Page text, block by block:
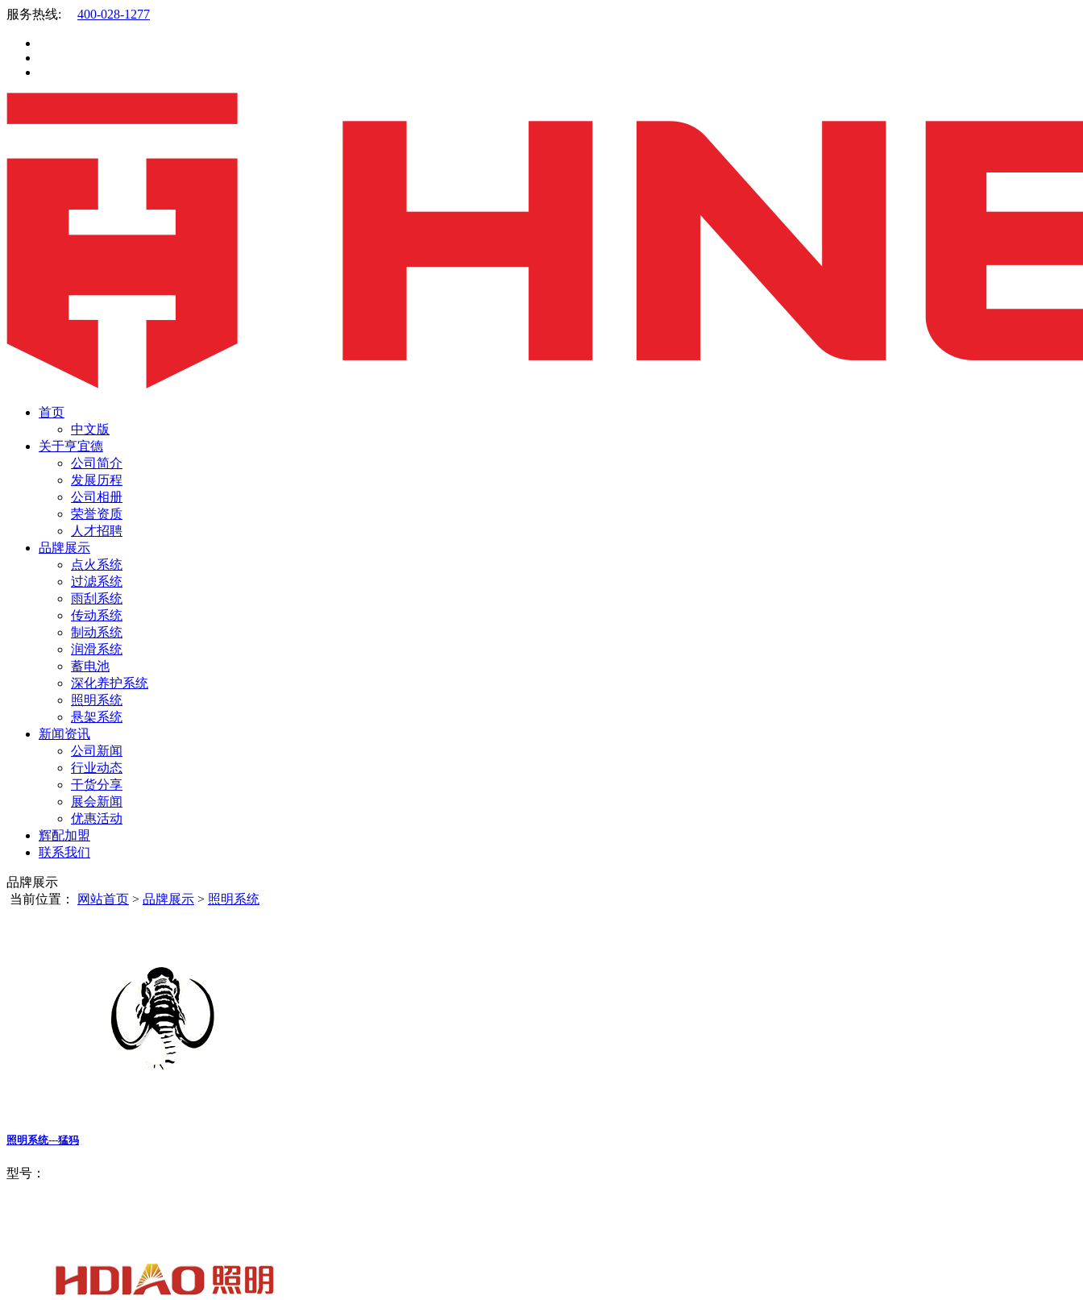
服务热线: 400-028-1277
首页
中文版
关于亨宜德
公司简介
发展历程
公司相册
荣誉资质
人才招聘
品牌展示
点火系统
过滤系统
雨刮系统
传动系统
制动系统
润滑系统
蓄电池
深化养护系统
照明系统
悬架系统
新闻资讯
公司新闻
行业动态
干货分享
展会新闻
优惠活动
辉配加盟
联系我们
品牌展示
当前位置：
网站首页 > 品牌展示 > 照明系统
照明系统---猛犸
型号：